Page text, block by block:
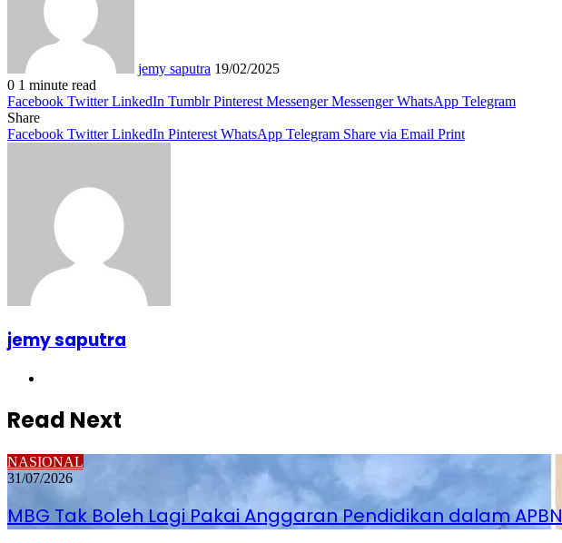
jemy saputra 19/02/2025
0 1 minute read
Facebook Twitter LinkedIn Tumblr Pinterest Messenger Messenger WhatsApp Telegram
Share
Facebook Twitter LinkedIn Pinterest WhatsApp Telegram Share via Email Print
jemy saputra
Read Next
NASIONAL
31/07/2026
MBG Tak Boleh Lagi Pakai Anggaran Pendidikan dalam APBN